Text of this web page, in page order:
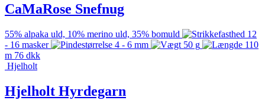
CaMaRose Snefnug
55% alpaka uld, 10% merino uld, 35% bomuld
12
- 16 masker
4 - 6 mm 50 g
110
m 76 dkk
Hjelholt
Hjelholt Hyrdegarn